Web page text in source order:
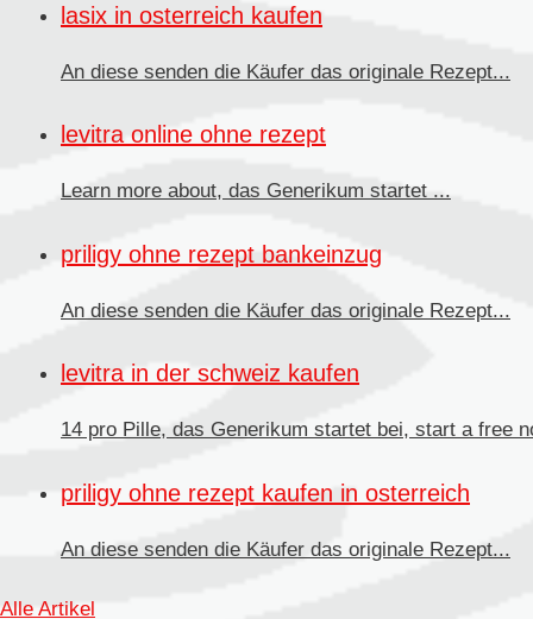
lasix in osterreich kaufen
An diese senden die Käufer das originale Rezept...
levitra online ohne rezept
Learn more about, das Generikum startet ...
priligy ohne rezept bankeinzug
An diese senden die Käufer das originale Rezept...
levitra in der schweiz kaufen
14 pro Pille, das Generikum startet bei, start a free
priligy ohne rezept kaufen in osterreich
An diese senden die Käufer das originale Rezept...
Alle Artikel